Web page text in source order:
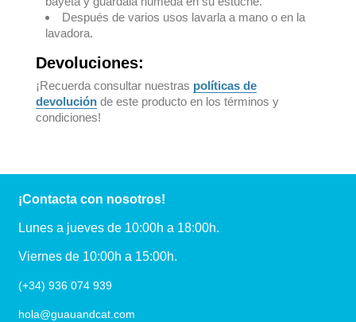
Después de varios usos lavarla a mano o en la
lavadora.
Devoluciones:
¡Recuerda consultar nuestras políticas de
devolución de este producto en los términos y
condiciones!
¡Contacta con nosotros!
Lunes a jueves de 10:00h a 18:00h.
Viernes de 10:00h a 15:00h.
(+34) 936 074 939
hola@guauandcat.com